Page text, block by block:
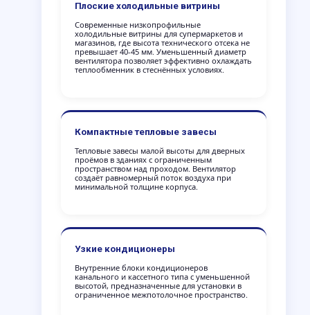
Плоские холодильные витрины
Современные низкопрофильные
холодильные витрины для супермаркетов и
магазинов, где высота технического отсека не
превышает 40-45 мм. Уменьшенный диаметр
вентилятора позволяет эффективно охлаждать
теплообменник в стеснённых условиях.
Компактные тепловые завесы
Тепловые завесы малой высоты для дверных
проёмов в зданиях с ограниченным
пространством над проходом. Вентилятор
создаёт равномерный поток воздуха при
минимальной толщине корпуса.
Узкие кондиционеры
Внутренние блоки кондиционеров
канального и кассетного типа с уменьшенной
высотой, предназначенные для установки в
ограниченное межпотолочное пространство.